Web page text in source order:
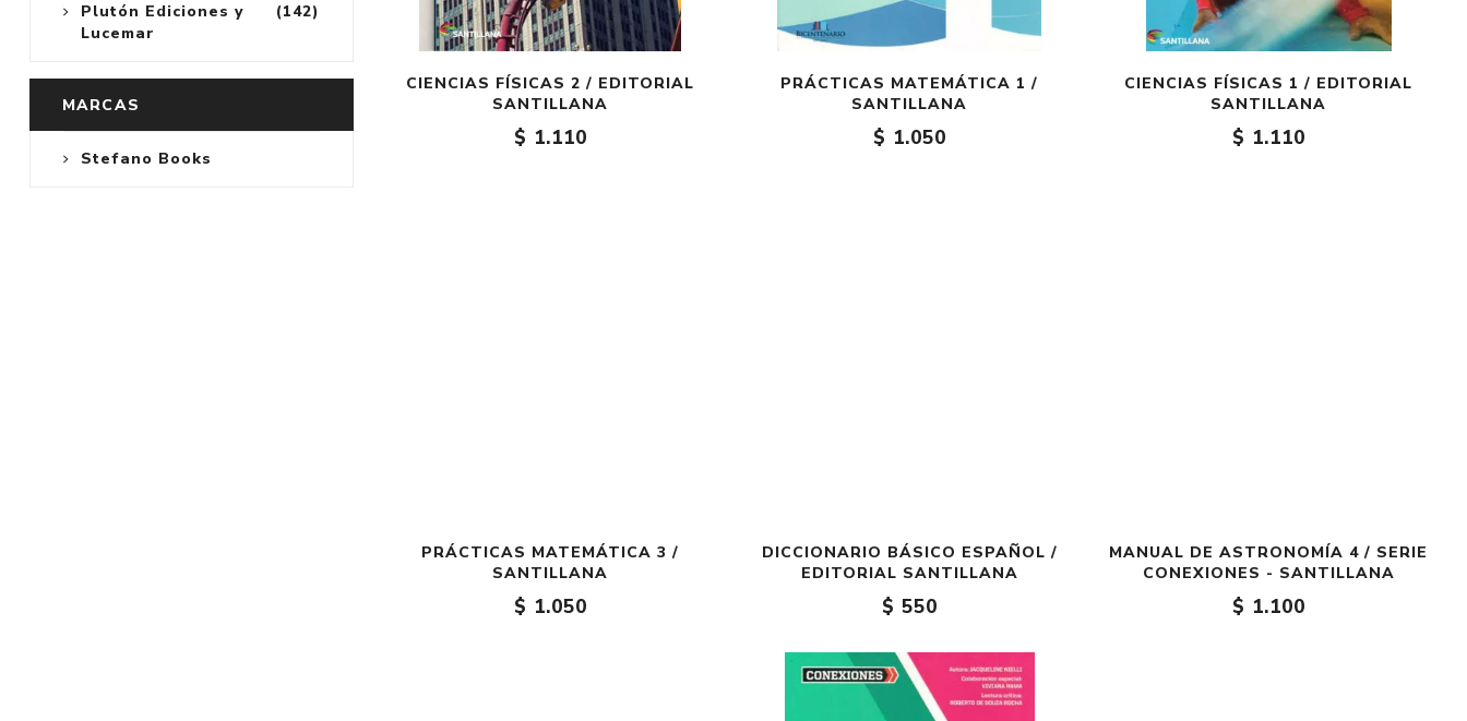
CIENCIAS FÍSICAS 2 / EDITORIAL
SANTILLANA
$ 1.110
PRÁCTICAS MATEMÁTICA 1 /
SANTILLANA
$ 1.050
CIENCIAS FÍSICAS 1 / EDITORIAL
SANTILLANA
$ 1.110
PRÁCTICAS MATEMÁTICA 3 /
SANTILLANA
$ 1.050
DICCIONARIO BÁSICO ESPAÑOL /
EDITORIAL SANTILLANA
$ 550
MANUAL DE ASTRONOMÍA 4 / SERIE
CONEXIONES - SANTILLANA
$ 1.100
(142)
Plutón Ediciones y
Lucemar
MARCAS
Stefano Books